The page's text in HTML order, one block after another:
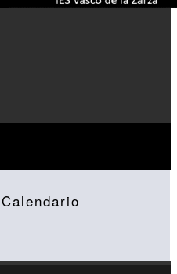
Calendario